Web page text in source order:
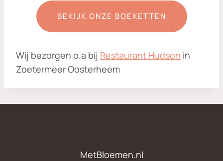
BEKIJK ONZE BOEKETTEN
Wij bezorgen o.a bij Restaurant Hudson in
Zoetermeer Oosterheem
MetBloemen.nl